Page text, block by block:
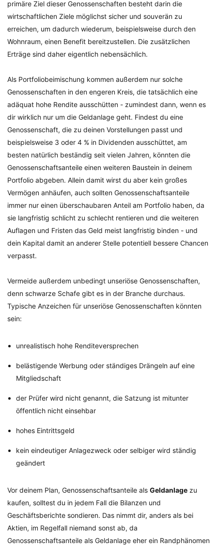
primäre Ziel dieser Genossenschaften besteht darin die
wirtschaftlichen Ziele möglichst sicher und souverän zu
erreichen, um dadurch wiederum, beispielsweise durch den
Wohnraum, einen Benefit bereitzustellen. Die zusätzlichen
Erträge sind daher eigentlich nebensächlich.
Als Portfoliobeimischung kommen außerdem nur solche
Genossenschaften in den engeren Kreis, die tatsächlich eine
adäquat hohe Rendite ausschütten - zumindest dann, wenn es
dir wirklich nur um die Geldanlage geht. Findest du eine
Genossenschaft, die zu deinen Vorstellungen passt und
beispielsweise 3 oder 4 % in Dividenden ausschüttet, am
besten natürlich beständig seit vielen Jahren, könnten die
Genossenschaftsanteile einen weiteren Baustein in deinem
Portfolio abgeben. Allein damit wirst du aber kein großes
Vermögen anhäufen, auch sollten Genossenschaftsanteile
immer nur einen überschaubaren Anteil am Portfolio haben, da
sie langfristig schlicht zu schlecht rentieren und die weiteren
Auflagen und Fristen das Geld meist langfristig binden - und
dein Kapital damit an anderer Stelle potentiell bessere Chancen
verpasst.
Vermeide außerdem unbedingt unseriöse Genossenschaften,
denn schwarze Schafe gibt es in der Branche durchaus.
Typische Anzeichen für unseriöse Genossenschaften könnten
sein:
unrealistisch hohe Renditeversprechen
belästigende Werbung oder ständiges Drängeln auf eine
Mitgliedschaft
der Prüfer wird nicht genannt, die Satzung ist mitunter
öffentlich nicht einsehbar
hohes Eintrittsgeld
kein eindeutiger Anlagezweck oder selbiger wird ständig
geändert
Vor deinem Plan, Genossenschaftsanteile als Geldanlage zu
kaufen, solltest du in jedem Fall die Bilanzen und
Geschäftsberichte sondieren. Das nimmt dir, anders als bei
Aktien, im Regelfall niemand sonst ab, da
Genossenschaftsanteile als Geldanlage eher ein Randphänomen